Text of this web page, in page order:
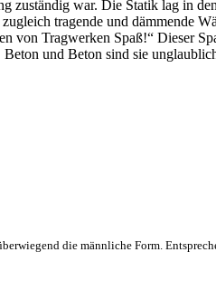
zuständig war. Die Statik lag in
tragende und dämmende
von Tragwerken Spaß!“ Dieser
und Beton sind sie
die männliche Form.